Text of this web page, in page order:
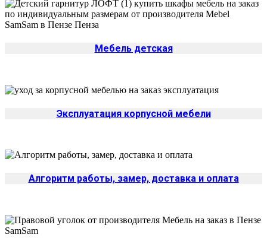
Мебель детская
Эксплуатация корпусной мебели
Алгоритм работы, замер, доставка и оплата